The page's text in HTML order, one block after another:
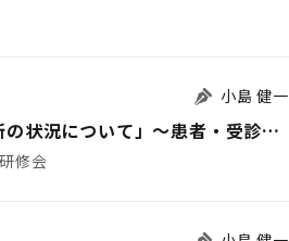
小島 健一
医療健康情報管理者研修会「個人情報保護に関わる最新の状況について」〜患者・受診者と従業員とでの異同〜
修会